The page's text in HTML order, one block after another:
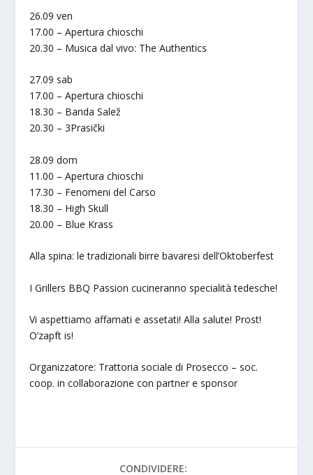
26.09 ven
17.00 – Apertura chioschi
20.30 – Musica dal vivo: The Authentics
27.09 sab
17.00 – Apertura chioschi
18.30 – Banda Salež
20.30 – 3Prasički
28.09 dom
11.00 – Apertura chioschi
17.30 – Fenomeni del Carso
18.30 – High Skull
20.00 – Blue Krass
Alla spina: le tradizionali birre bavaresi dell’Oktoberfest
I Grillers BBQ Passion cucineranno specialità tedesche!
Vi aspettiamo affamati e assetati! Alla salute! Prost!
O’zapft is!
Organizzatore: Trattoria sociale di Prosecco – soc.
coop. in collaborazione con partner e sponsor
CONDIVIDERE: